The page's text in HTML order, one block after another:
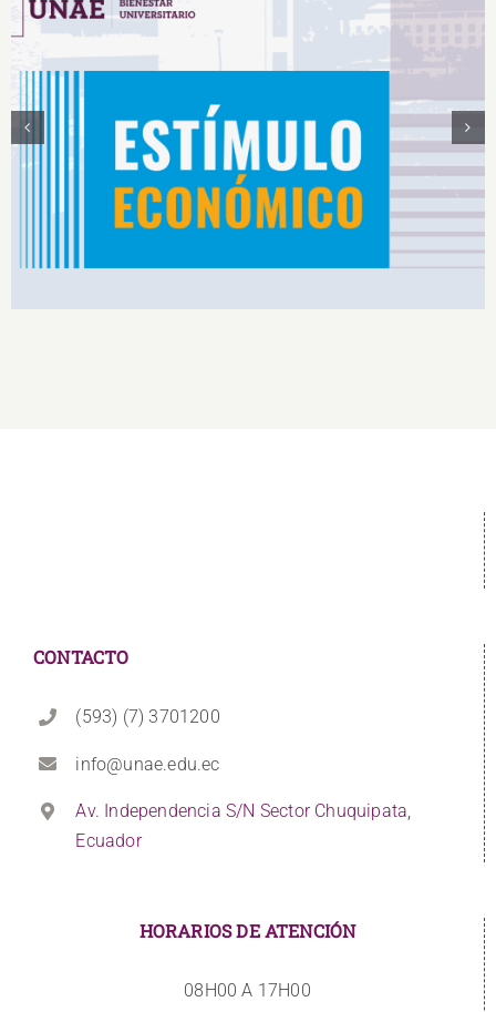
Estímulos Económicos para Deportistas de Alto
Rendimiento IS2026
CONTACTO
(593) (7) 3701200
info@unae.edu.ec
Av. Independencia S/N Sector Chuquipata,
Ecuador
HORARIOS DE ATENCIÓN
08H00 A 17H00